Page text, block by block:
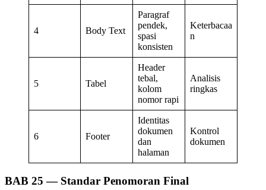
4 Body Text
Paragraf
pendek,
spasi
konsisten
Keterbacaa
n
5 Tabel
Header
tebal,
kolom
nomor rapi
Analisis
ringkas
6 Footer
Identitas
dokumen
dan
halaman
Kontrol
dokumen
BAB 25 — Standar Penomoran Final